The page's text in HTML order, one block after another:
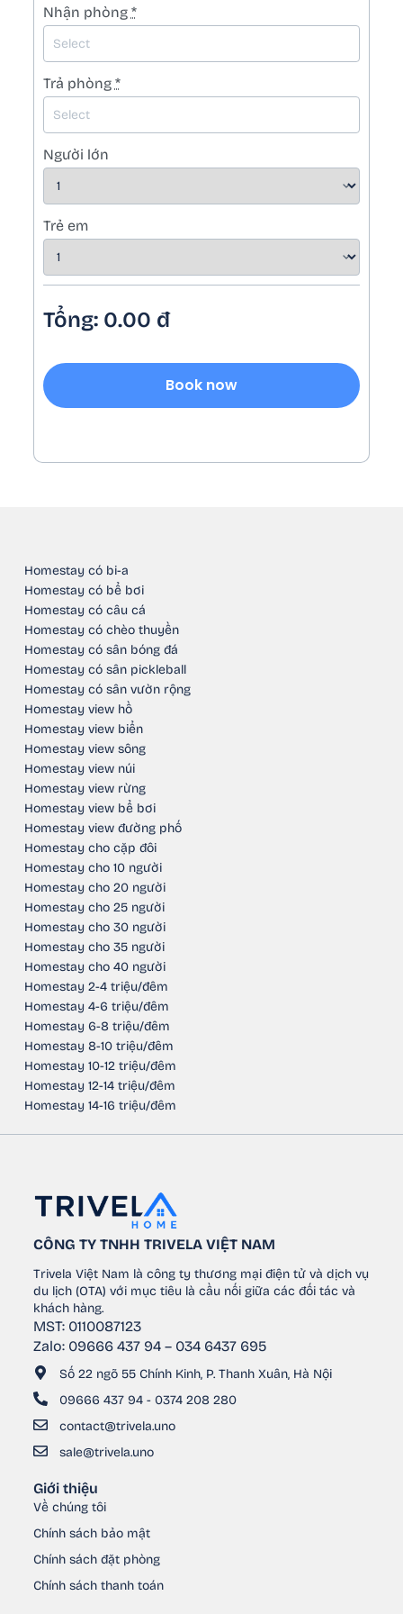
Nhận phòng *
Trả phòng *
Người lớn
Trẻ em
Tổng: 0.00 đ
Book now
Homestay có bi-a
Homestay có bể bơi
Homestay có câu cá
Homestay có chèo thuyền
Homestay có sân bóng đá
Homestay có sân pickleball
Homestay có sân vườn rộng
Homestay view hồ
Homestay view biển
Homestay view sông
Homestay view núi
Homestay view rừng
Homestay view bể bơi
Homestay view đường phố
Homestay cho cặp đôi
Homestay cho 10 người
Homestay cho 20 người
Homestay cho 25 người
Homestay cho 30 người
Homestay cho 35 người
Homestay cho 40 người
Homestay 2-4 triệu/đêm
Homestay 4-6 triệu/đêm
Homestay 6-8 triệu/đêm
Homestay 8-10 triệu/đêm
Homestay 10-12 triệu/đêm
Homestay 12-14 triệu/đêm
Homestay 14-16 triệu/đêm
CÔNG TY TNHH TRIVELA VIỆT NAM
Trivela Việt Nam là công ty thương mại điện tử và dịch vụ
du lịch (OTA) với mục tiêu là cầu nối giữa các đối tác và
khách hàng.
MST: 0110087123
Zalo: 09666 437 94 – 034 6437 695
Số 22 ngõ 55 Chính Kinh, P. Thanh Xuân, Hà Nội
09666 437 94 - 0374 208 280
contact@trivela.uno
sale@trivela.uno
Giới thiệu
Về chúng tôi
Chính sách bảo mật
Chính sách đặt phòng
Chính sách thanh toán